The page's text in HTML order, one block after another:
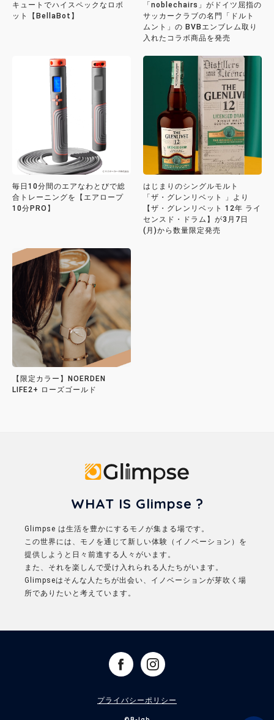
キュートでハイスペックなロボ
ット【BellaBot】
「noblechairs」がドイツ屈指の
サッカークラブの名門「ドルト
ムント」の BVBエンブレム取り
入れたコラボ商品を発売
毎日10分間のエアなわとびで総
合トレーニングを【エアロープ
10分PRO】
はじまりのシングルモルト
「ザ・グレンリベット 」より
【ザ・グレンリベット 12年 ライ
センスド・ドラム】が3月7日
(月)から数量限定発売
【限定カラー】NOERDEN
LIFE2+ ローズゴールド
WHAT IS Glimpse ?
Glimpse は生活を豊かにするモノが集まる場です。
この世界には、モノを通じて新しい体験（イノベーション）を
提供しようと日々前進する人々がいます。
また、それを楽しんで受け入れられる人たちがいます。
Glimpseはそんな人たちが出会い、イノベーションが芽吹く場
所でありたいと考えています。
プライバシーポリシー